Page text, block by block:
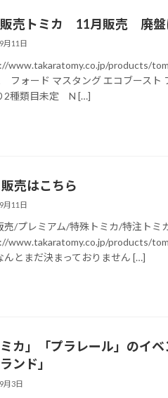
売トミカ 11月販売 廃盤
月11日
www.takaratomy.co.jp/products/
フォード マスタング エコブース
2種類目未定 N […]
売はこちら
月11日
売/プレミアム/特殊トミカ/特注トミ
www.takaratomy.co.jp/products/
んとまだ決まっておりません […]
ミカ」「プラレール」のイ
ンド」
月3日